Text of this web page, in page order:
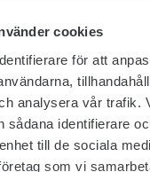
cookies
för att
analysera vår trafik.
sådana identifierare
till de sociala
som vi